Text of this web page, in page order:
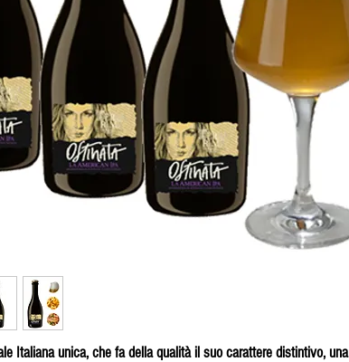
Italiana unica, che fa della qualità il suo carattere distintivo, una